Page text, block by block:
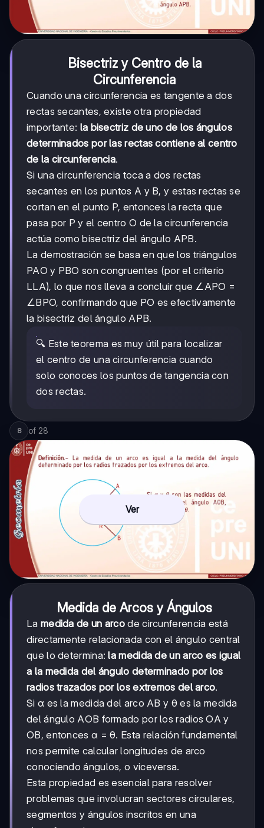
Bisectriz y Centro de la
Circunferencia
Cuando una circunferencia es tangente a dos
rectas secantes, existe otra propiedad
importante: la bisectriz de uno de los ángulos
determinados por las rectas contiene al centro
de la circunferencia.
Si una circunferencia toca a dos rectas
secantes en los puntos A y B, y estas rectas se
cortan en el punto P, entonces la recta que
pasa por P y el centro O de la circunferencia
actúa como bisectriz del ángulo APB.
La demostración se basa en que los triángulos
PAO y PBO son congruentes (por el criterio
LLA), lo que nos lleva a concluir que ∠APO =
∠BPO, confirmando que PO es efectivamente
la bisectriz del ángulo APB.
🔍 Este teorema es muy útil para localizar
el centro de una circunferencia cuando
solo conoces los puntos de tangencia con
dos rectas.
8 of 28
Ver
Medida de Arcos y Ángulos
La medida de un arco de circunferencia está
directamente relacionada con el ángulo central
que lo determina:la medida de un arco es igual
a la medida del ángulo determinado por los
radios trazados por los extremos del arco.
Si α es la medida del arco AB y θ es la medida
del ángulo AOB formado por los radios OA y
OB, entonces α = θ. Esta relación fundamental
nos permite calcular longitudes de arco
conociendo ángulos, o viceversa.
Esta propiedad es esencial para resolver
problemas que involucran sectores circulares,
segmentos y ángulos inscritos en una